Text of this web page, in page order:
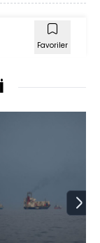
Favoriler